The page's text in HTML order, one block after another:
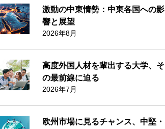
激動の中東情勢：中東各国への影
響と展望
2026年8月
高度外国人材を輩出する大学、そ
の最前線に迫る
2026年7月
欧州市場に見るチャンス、中堅・